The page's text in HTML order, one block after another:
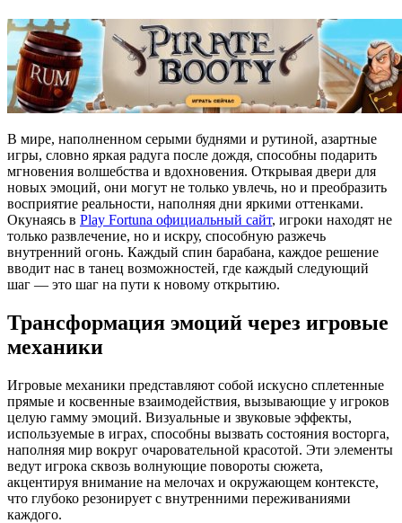
В мире, наполненном серыми буднями и рутиной, азартные
игры, словно яркая радуга после дождя, способны подарить
мгновения волшебства и вдохновения. Открывая двери для
новых эмоций, они могут не только увлечь, но и преобразить
восприятие реальности, наполняя дни яркими оттенками.
Окунаясь в Play Fortuna официальный сайт, игроки находят не
только развлечение, но и искру, способную разжечь
внутренний огонь. Каждый спин барабана, каждое решение
вводит нас в танец возможностей, где каждый следующий
шаг — это шаг на пути к новому открытию.
Трансформация эмоций через игровые
механики
Игровые механики представляют собой искусно сплетенные
прямые и косвенные взаимодействия, вызывающие у игроков
целую гамму эмоций. Визуальные и звуковые эффекты,
используемые в играх, способны вызвать состояния восторга,
наполняя мир вокруг очаровательной красотой. Эти элементы
ведут игрока сквозь волнующие повороты сюжета,
акцентируя внимание на мелочах и окружающем контексте,
что глубоко резонирует с внутренними переживаниями
каждого.